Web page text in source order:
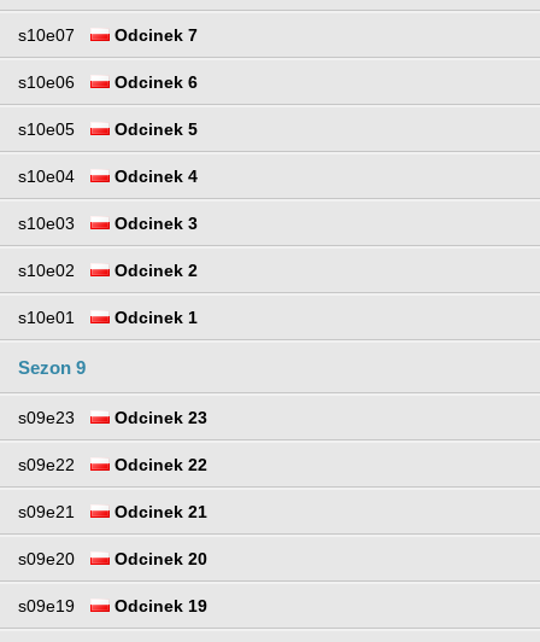
s10e07 Odcinek 7
s10e06 Odcinek 6
s10e05 Odcinek 5
s10e04 Odcinek 4
s10e03 Odcinek 3
s10e02 Odcinek 2
s10e01 Odcinek 1
Sezon 9
s09e23 Odcinek 23
s09e22 Odcinek 22
s09e21 Odcinek 21
s09e20 Odcinek 20
s09e19 Odcinek 19